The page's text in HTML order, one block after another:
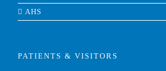
AHS
PATIENTS & VISITORS